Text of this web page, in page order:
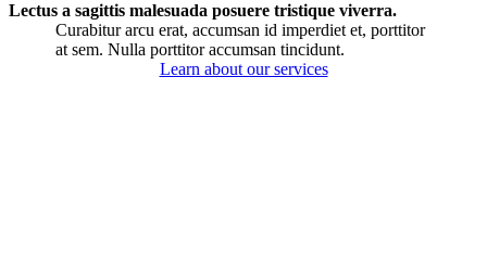
Lectus a sagittis malesuada posuere tristique viverra.
Curabitur arcu erat, accumsan id imperdiet et, porttitor
at sem. Nulla porttitor accumsan tincidunt.
Learn about our services